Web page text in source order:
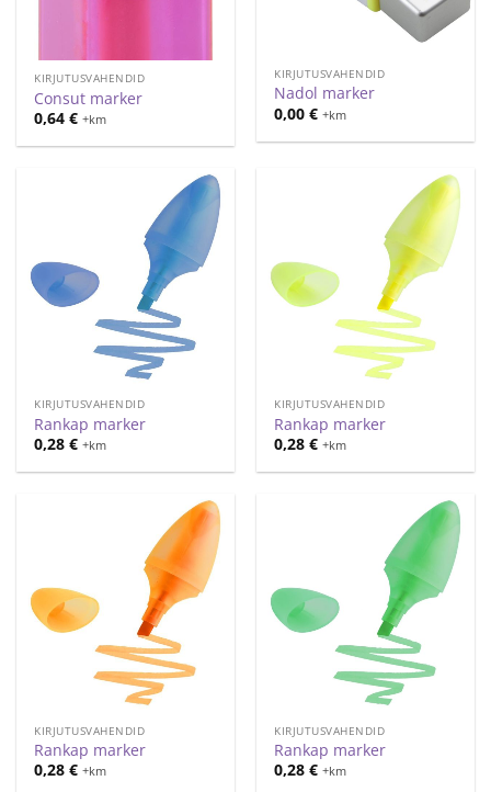
KIRJUTUSVAHENDID
Consut marker
0,64€ +km
KIRJUTUSVAHENDID
Nadol marker
0,00€ +km
KIRJUTUSVAHENDID
Rankap marker
0,28€ +km
KIRJUTUSVAHENDID
Rankap marker
0,28€ +km
KIRJUTUSVAHENDID
Rankap marker
0,28€ +km
KIRJUTUSVAHENDID
Rankap marker
0,28€ +km